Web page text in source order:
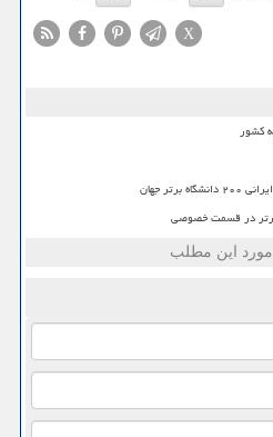
X
جهان
در قسمت خصوصی
مورد این مطلب